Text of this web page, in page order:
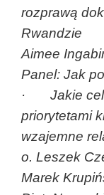
rozprawą
Rwandzie
Aimee
Panel: Jak
· Jakie cele
priorytetami
wzajemne
o. Leszek
Marek